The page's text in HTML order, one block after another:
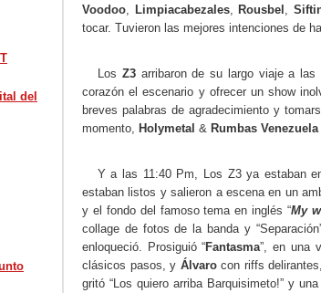
Voodoo, Limpiacabezales, Rousbel ,
tocar. Tuvieron las mejores intenciones de
Los Z3arribaron de su largo viaje a las
corazón el escenario y ofrecer un show
breves palabras de agradecimiento y
momento, Holymetal & Rumbas Venezuela
Y a las 11:40 Pm, Los Z3 ya estaban
estaban listos y salieron a escena en un
y el fondo del famoso tema en inglés “My
collage de fotos de la banda y
enloqueció. Prosiguió “Fantasma”, en una
clásicos pasos, y Álvarocon riffs
gritó “Los quiero arriba Barquisimeto!” y
del